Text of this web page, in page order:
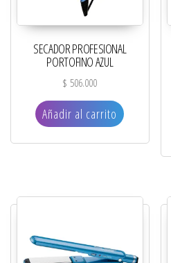
SECADOR PROFESIONAL
PORTOFINO AZUL
$ 506.000
Añadir al carrito